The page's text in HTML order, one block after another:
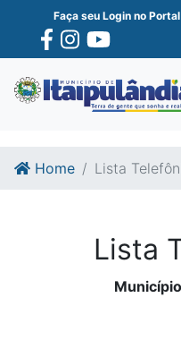
Ir para o conte�do
Ir para o fim do conte�do
Faça seu Login no Portal
Home Lista
Lista